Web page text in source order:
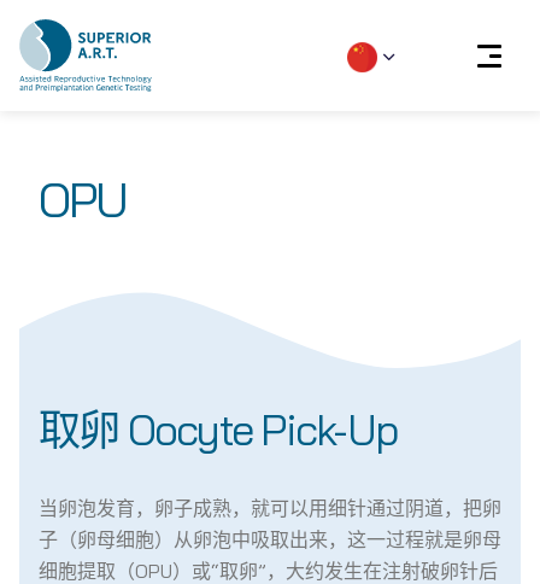
contentOPU
取卵 Oocyte​ Pick-Up​
当卵泡发育，卵子成熟，就可以用细针通过阴道，把卵
子（卵母细胞）从卵泡中吸取出来，这一过程就是卵母
细胞提取（OPU）或“取卵”，大约发生在注射破卵针后